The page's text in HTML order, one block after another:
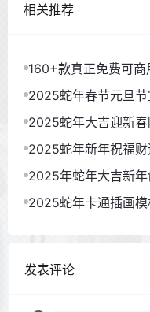
相关推荐
160+款真正免费可商
2025蛇年春节元旦节
材
2025蛇年大吉迎新
2025蛇年新年祝福
2025年蛇年大吉新
2025蛇年卡通插画
发表评论